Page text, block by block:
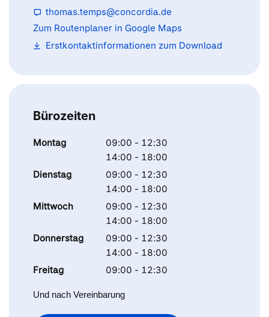
thomas.temps@concordia.de
Zum Routenplaner in Google Maps
Erstkontaktinformationen zum Download
Bürozeiten
Montag
09:00 - 12:30
14:00 - 18:00
Dienstag
09:00 - 12:30
14:00 - 18:00
Mittwoch
09:00 - 12:30
14:00 - 18:00
Donnerstag
09:00 - 12:30
14:00 - 18:00
Freitag
09:00 - 12:30
Und nach Vereinbarung